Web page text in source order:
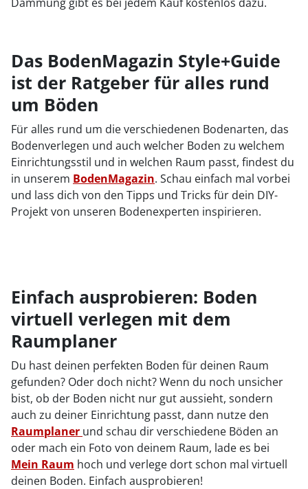
Das BodenMagazin Style+Guide
ist der Ratgeber für alles rund
um Böden
Für alles rund um die verschiedenen Bodenarten, das
Bodenverlegen und auch welcher Boden zu welchem
Einrichtungsstil und in welchen Raum passt, findest du
in unserem BodenMagazin. Schau einfach mal vorbei
und lass dich von den Tipps und Tricks für dein DIY-
Projekt von unseren Bodenexperten inspirieren.
Einfach ausprobieren: Boden
virtuell verlegen mit dem
Raumplaner
Du hast deinen perfekten Boden für deinen Raum
gefunden? Oder doch nicht? Wenn du noch unsicher
bist, ob der Boden nicht nur gut aussieht, sondern
auch zu deiner Einrichtung passt, dann nutze den
Raumplaner und schau dir verschiedene Böden an
oder mach ein Foto von deinem Raum, lade es bei
Mein Raum hoch und verlege dort schon mal virtuell
deinen Boden. Einfach ausprobieren!